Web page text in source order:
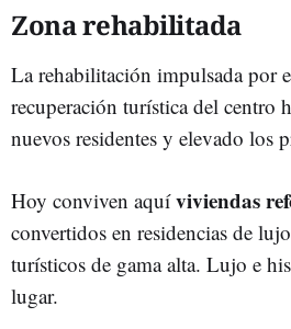
Zona rehabilitada
La rehabilitación impulsada por
recuperación turística del centro
nuevos residentes y elevado los
Hoy conviven aquíviviendas
convertidos en residencias de
turísticos de gama alta. Lujo e
lugar.